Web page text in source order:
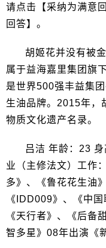
请点击【采纳为满意
回答】。
胡姬花并没有被
属于益海嘉里集团旗
是世界500强丰益集
生油品牌。2015年，
物质文化遗产名录。
吕洁 年龄：23
业（主修法文）工作
多》、《鲁花花生油
《IDD009》、《中国
《天行者》、《后备
智多星》08年出演《